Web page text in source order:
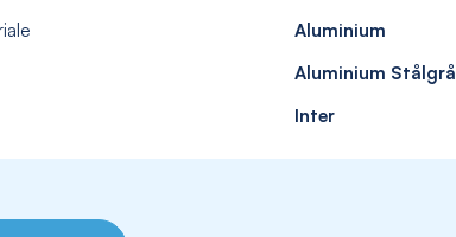
Aluminium
Aluminium Stålgrå
Inter